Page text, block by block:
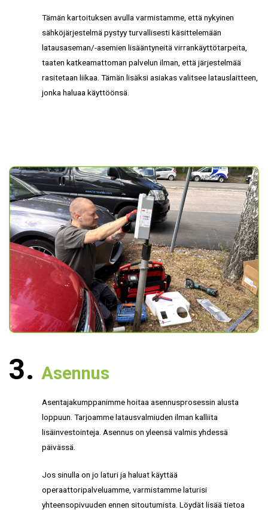
Tämän kartoituksen avulla varmistamme, että nykyinen
sähköjärjestelmä pystyy turvallisesti käsittelemään
latausaseman/-asemien lisääntyneitä virrankäyttötarpeita,
taaten katkeamattoman palvelun ilman, että järjestelmää
rasitetaan liikaa. Tämän lisäksi asiakas valitsee latauslaitteen,
jonka haluaa käyttöönsä.
Asennus
Asentajakumppanimme hoitaa asennusprosessin alusta
loppuun. Tarjoamme latausvalmiuden ilman kalliita
lisäinvestointeja. Asennus on yleensä valmis yhdessä
päivässä.
Jos sinulla on jo laturi ja haluat käyttää
operaattoripalveluamme, varmistamme laturisi
yhteensopivuuden ennen sitoutumista. Löydät lisää tietoa